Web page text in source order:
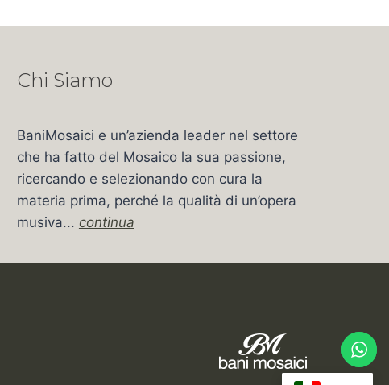
Chi Siamo
BaniMosaici e un’azienda leader nel settore
che ha fatto del Mosaico la sua passione,
ricercando e selezionando con cura la
materia prima, perché la qualità di un’opera
musiva... continua